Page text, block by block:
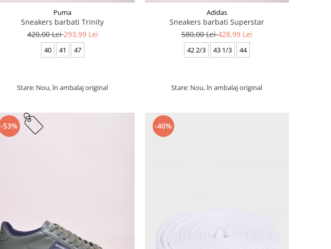
Puma
Sneakers barbati Trinity
420,00 Lei293,99 Lei
40 41 47
Stare: Nou, în ambalaj original
Adidas
Sneakers barbati Superstar
580,00 Lei428,99 Lei
42 2/3 43 1/3 44
Stare: Nou, în ambalaj original
-53% -40%